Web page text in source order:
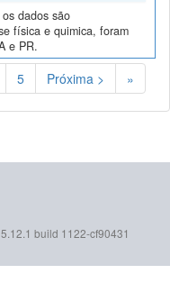
dados são
física e quimica, foram
e PR.
5 Próxima > »
build 1122-cf90431